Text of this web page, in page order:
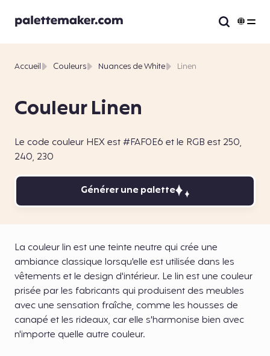
Couleur Linen
Le code couleur HEX est #FAF0E6 et le RGB est 250,
240, 230
Accueil Couleurs Nuances de White Linen
Générer une palette
La couleur lin est une teinte neutre qui crée une
ambiance classique lorsqu'elle est utilisée dans les
vêtements et le design d'intérieur. Le lin est une couleur
prisée par les fabricants qui produisent des meubles
avec une sensation fraîche, comme les housses de
canapé et les rideaux, car elle s'harmonise bien avec
n'importe quelle autre couleur.